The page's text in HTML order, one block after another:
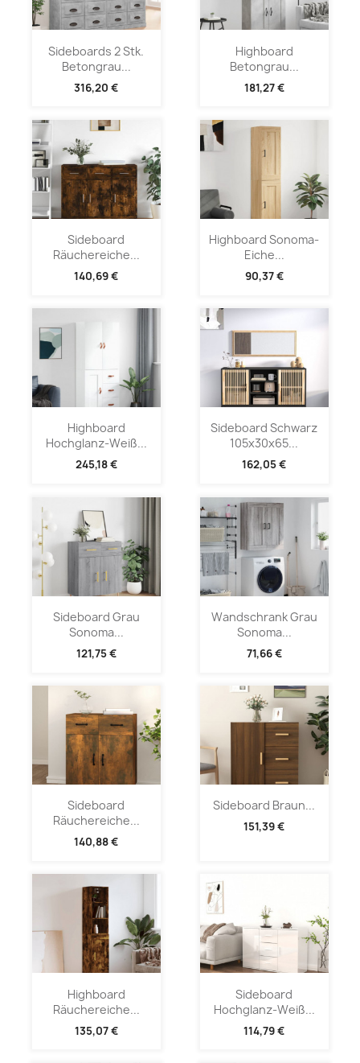
Sideboards 2 Stk.
Betongrau...
316,20 €
Highboard
Betongrau...
181,27 €
Sideboard
Räuchereiche...
140,69 €
Highboard Sonoma-
Eiche...
90,37 €
Highboard
Hochglanz-Weiß...
245,18 €
Sideboard Schwarz
105x30x65...
162,05 €
Sideboard Grau
Sonoma...
121,75 €
Wandschrank Grau
Sonoma...
71,66 €
Sideboard
Räuchereiche...
140,88 €
Sideboard Braun...
151,39 €
Highboard
Räuchereiche...
135,07 €
Sideboard
Hochglanz-Weiß...
114,79 €